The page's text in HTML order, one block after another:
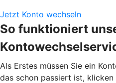
Jetzt Konto wechseln
So funktioniert
Als Erstes müssen Sie ein
das schon passiert ist, klicken